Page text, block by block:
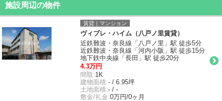
施設周辺の物件
賃貸｜マンション
ヴィブレ・ハイム（八戸ノ里賃貸）
近鉄難波・奈良線「八戸ノ里」駅 徒歩5分
近鉄難波・奈良線「河内小阪」駅 徒歩15分
地下鉄中央線「長田」駅 徒歩20分
4.3万円
間取:1K
建物面積:- / 6.95坪
土地面積:- / -
敷金/礼金:0万円/0ヶ月